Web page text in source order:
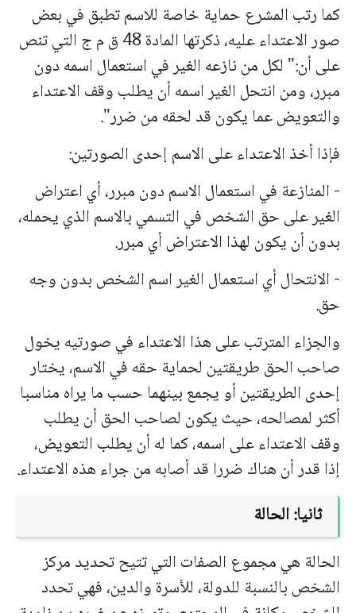
كما رتب المشرع حمایة خاصة للاسم تطبق في بعض
صور الاعتداء علیه، ذكرتها المادة 48 ق م ج التي تنص
على أن:" لكل من نازعه الغیر في استعمال اسمه دون
مبرر، ومن انتحل الغیر اسمه أن یطلب وقف الاعتداء
والتعویض عما یكون قد لحقه من ضرر".
فإذا أخذ الاعتداء على الاسم إحدى الصورتین:
- المنازعة في استعمال الاسم دون مبرر، أي اعتراض
الغیر على حق الشخص في التسمي بالاسم الذي یحمله،
بدون أن یكون لهذا الاعتراض أي مبرر.
- الانتحال أي استعمال الغیراسم الشخص بدون وجه
حق.
والجزاء المترتب على هذا الاعتداء في صورتیه یخول
صاحب الحق طریقتین لحمایة حقه في الاسم، یختار
إحدى الطریقتین أو یجمع بینهما حسب ما یراه مناسبا
أكثر لمصالحه، حیث یكون لصاحب الحق أن یطلب
وقف الاعتداء على اسمه، كما له أن یطلب التعویض،
إذا قدر أن هناك ضررا قد أصابه من جراء هذه الاعتداء.
ثانیا: الحالة
الحالة هي مجموع الصفات التي تتیح تحدید مركز
الشخص بالنسبة للدولة، للأسرة والدین، فهي تحدد